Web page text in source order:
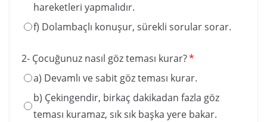
hareketleri yapmalıdır.
f) Dolambaçlı konuşur, sürekli sorular sorar.
2- Çocuğunuz nasıl göz teması kurar?*
a) Devamlı ve sabit göz teması kurar.
b) Çekingendir, birkaç dakikadan fazla göz
teması kuramaz, sık sık başka yere bakar.